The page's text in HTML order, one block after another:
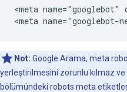
<meta
<meta
Not: Google Arama, meta
yerleştirilmesini zorunlu kılmaz
bölümündeki robots meta